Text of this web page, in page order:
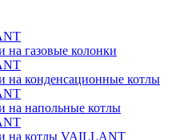
на газовые колонки
на конденсационные котлы
на напольные котлы
на котлы VAILLANT